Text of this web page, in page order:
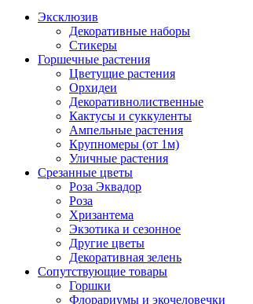
Эксклюзив
Декоративные наборы
Стикеры
Горшечные растения
Цветущие растения
Орхидеи
Декоративнолиственные
Кактусы и суккуленты
Ампельные растения
Крупномеры (от 1м)
Уличные растения
Срезанные цветы
Роза Эквадор
Роза
Хризантема
Экзотика и сезонное
Другие цветы
Декоративная зелень
Сопутствующие товары
Горшки
Флорариумы и экочеловечки